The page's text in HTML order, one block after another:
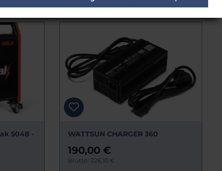
5048 -
WATTSUN CHARGER 360
190,00 €
Brutto: 226,10 €